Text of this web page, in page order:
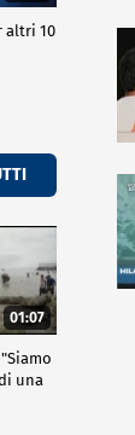
altri 10
01:07
una